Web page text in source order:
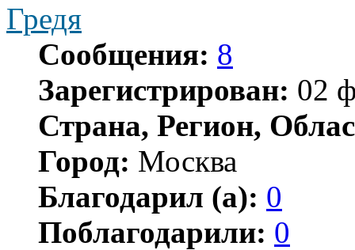
Гредя
Сообщения: 8
Зарегистрирован: 02
Страна, Регион,
Город: Москва
Благодарил (а): 0
Поблагодарили: 0